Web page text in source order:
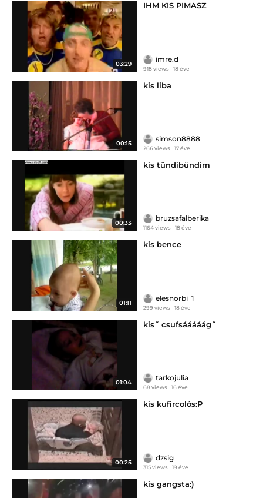
03:29
IHM KIS PIMASZ
imre.d
918 views 18 éve
00:15
kis liba
simson8888
266 views 17 éve
00:33
kis tündibündim
bruzsafalberika
1164 views 18 éve
01:11
kis bence
elesnorbi_1
299 views 18 éve
01:04
kis˝ csufsááááág˝
tarkojulia
68 views 16 éve
00:25
kis kufircolós:P
dzsig
315 views 19 éve
kis gangsta:)